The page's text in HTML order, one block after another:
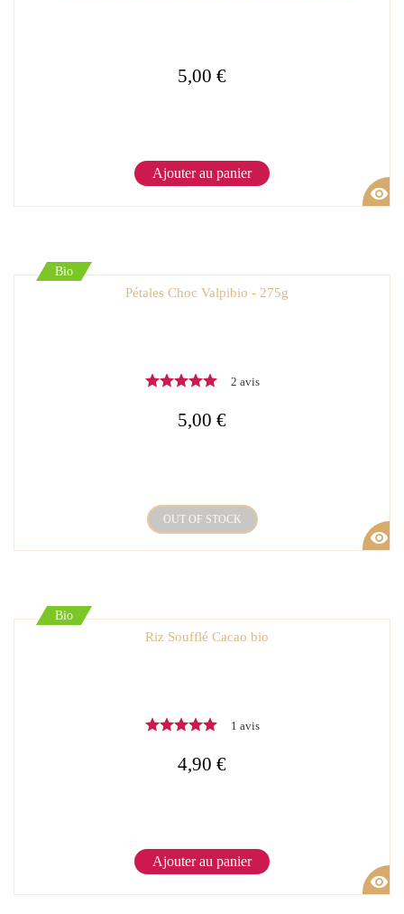
5,00 €
Ajouter au panier
visibility
Bio
Pétales Choc Valpibio - 275g
2 avis
5,00 €
OUT OF STOCK
visibility
Bio
Riz Soufflé Cacao bio
1 avis
4,90 €
Ajouter au panier
visibility